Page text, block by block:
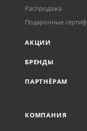
Распродажа
Подарочные
АКЦИИ
БРЕНДЫ
ПАРТНЁРАМ
КОМПАНИЯ